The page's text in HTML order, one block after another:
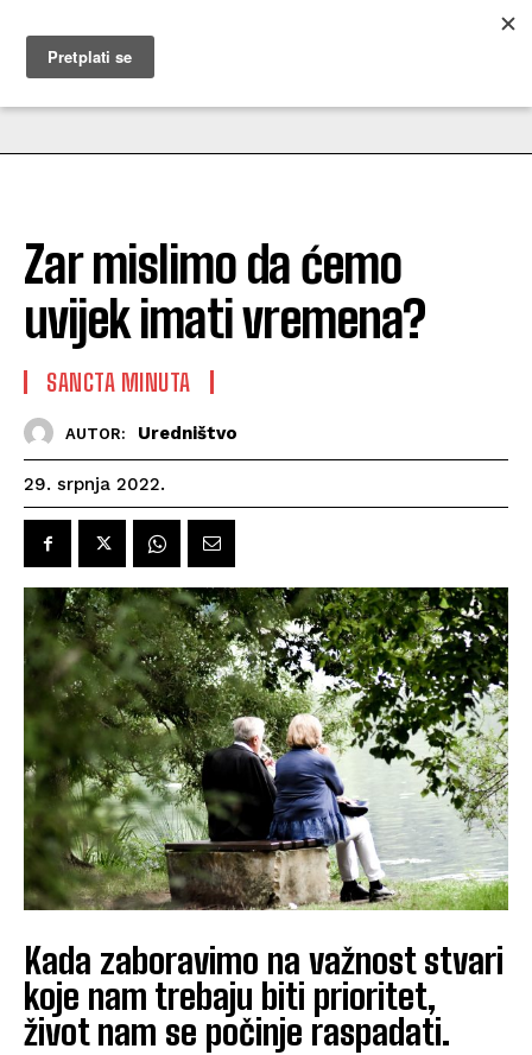
MUŽEVNI BUDITE
Zar mislimo da ćemo
uvijek imati vremena?
SANCTA MINUTA
AUTOR: Uredništvo
29. srpnja 2022.
Kada zaboravimo na važnost stvari
koje nam trebaju biti prioritet,
život nam se počinje raspadati.